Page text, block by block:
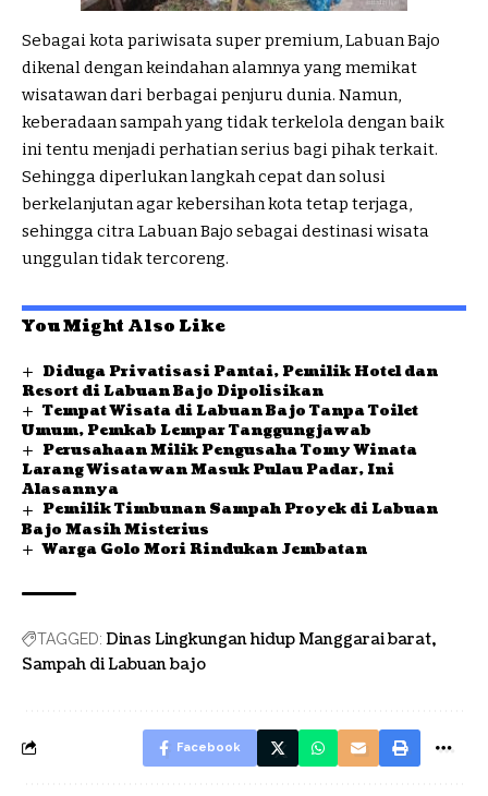
Sebagai kota pariwisata super premium, Labuan Bajo
dikenal dengan keindahan alamnya yang memikat
wisatawan dari berbagai penjuru dunia. Namun,
keberadaan sampah yang tidak terkelola dengan baik
ini tentu menjadi perhatian serius bagi pihak terkait.
Sehingga diperlukan langkah cepat dan solusi
berkelanjutan agar kebersihan kota tetap terjaga,
sehingga citra Labuan Bajo sebagai destinasi wisata
unggulan tidak tercoreng.
You Might Also Like
Diduga Privatisasi Pantai, Pemilik Hotel dan
Resort di Labuan Bajo Dipolisikan
Tempat Wisata di Labuan Bajo Tanpa Toilet
Umum, Pemkab Lempar Tanggungjawab
Perusahaan Milik Pengusaha Tomy Winata
Larang Wisatawan Masuk Pulau Padar, Ini
Alasannya
Pemilik Timbunan Sampah Proyek di Labuan
Bajo Masih Misterius
Warga Golo Mori Rindukan Jembatan
TAGGED: Dinas Lingkungan hidup Manggarai barat
Sampah di Labuan bajo
Facebook